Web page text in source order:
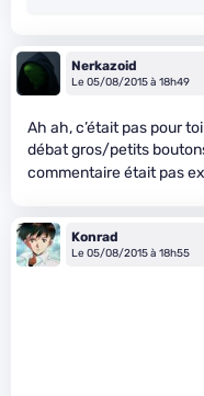
Nerkazoid
Le 05/08/2015 à 18h49
Ah ah, c’était pas pour
débat gros/petits
commentaire était pas
Konrad
Le 05/08/2015 à 18h55